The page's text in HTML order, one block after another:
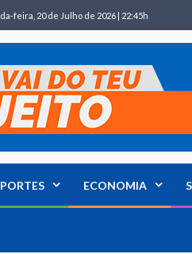
feira, 20 de Julho de 2026 | 22:45h
ECONOMIA